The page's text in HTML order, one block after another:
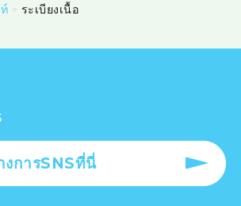
ระเบียงเนื้อ
งการSNSที่นี่